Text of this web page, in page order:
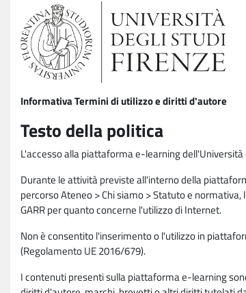
Informativa Termini di utilizzo e diritti d'autore
Testo della politica
L'accesso alla piattaforma e-learning
Durante le attività previste all'interno della
percorso Ateneo > Chi siamo > Statuto e normativa,
GARR per quanto concerne l'utilizzo di Internet.
Non è consentito l'inserimento o l'utilizzo in
(Regolamento UE 2016/679).
I contenuti presenti sulla piattaforma e-learning